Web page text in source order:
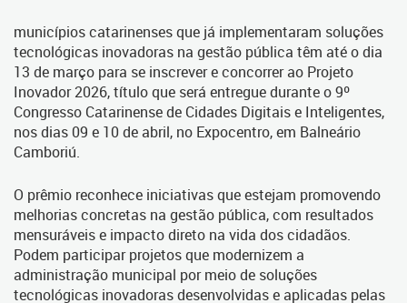
municípios catarinenses que já implementaram soluções
tecnológicas inovadoras na gestão pública têm até o dia
13 de março para se inscrever e concorrer ao Projeto
Inovador 2026, título que será entregue durante o 9º
Congresso Catarinense de Cidades Digitais e Inteligentes,
nos dias 09 e 10 de abril, no Expocentro, em Balneário
Camboriú.
O prêmio reconhece iniciativas que estejam promovendo
melhorias concretas na gestão pública, com resultados
mensuráveis e impacto direto na vida dos cidadãos.
Podem participar projetos que modernizem a
administração municipal por meio de soluções
tecnológicas inovadoras desenvolvidas e aplicadas pelas